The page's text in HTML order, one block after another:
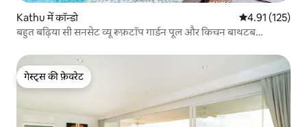
Kathu में कॉन्डो औसत रेटिंग 5 में से
4.91 (125)
बहुत बढ़िया सी सनसेट व्यू रूफ़टॉप गार्डन पूल और किचन बाथटब
गेस्ट्स की फ़ेवरेट
गेस्ट्स की फ़ेवरेट